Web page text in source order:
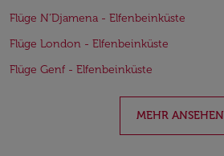
Flüge N’Djamena - Elfenbeinküste
Flüge London - Elfenbeinküste
Flüge Genf - Elfenbeinküste
MEHR ANSEHEN